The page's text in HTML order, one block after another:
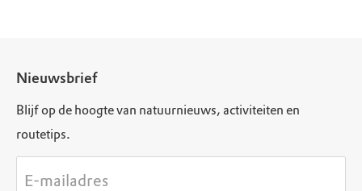
Nieuwsbrief
Blijf op de hoogte van natuurnieuws, activiteiten en
routetips.
E-mailadres